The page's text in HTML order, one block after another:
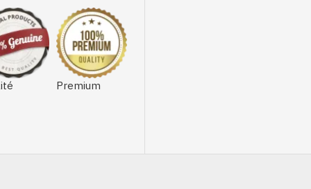
Premium